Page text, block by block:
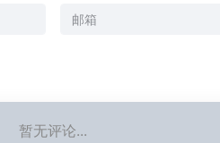
暂无评论...